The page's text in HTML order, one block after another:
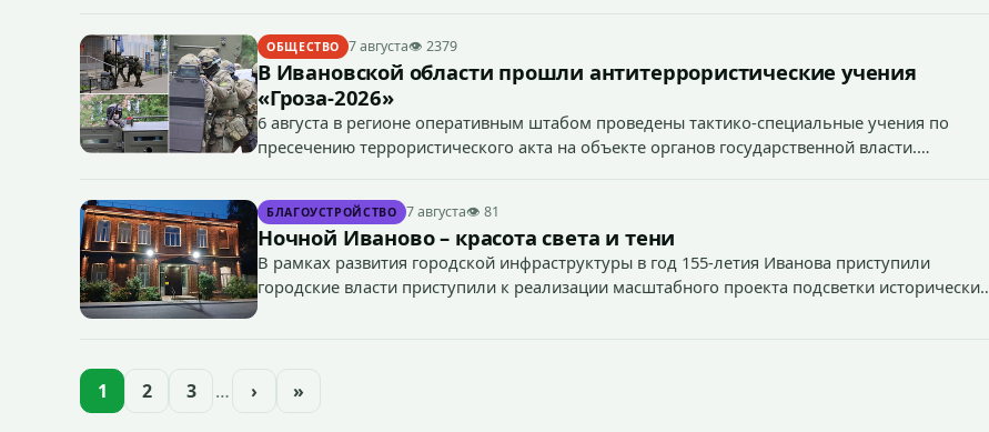
ОБЩЕСТВО 7 августа👁 2379
В Ивановской области прошли антитеррористические учения
«Гроза-2026»
6 августа в регионе оперативным штабом проведены тактико-специальные учения по
пресечению террористического акта на объекте органов государственной власти.
БЛАГОУСТРОЙСТВО 7 августа👁 81
Ночной Иваново – красота света и тени
В рамках развития городской инфраструктуры в год 155-летия Иванова приступили
городские власти приступили к реализации масштабного проекта подсветки исторических
1 2 3 … › »